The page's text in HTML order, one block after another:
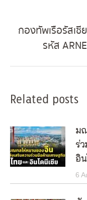
กองทัพเรือรัสเ
รหัส
Related posts
ม
ร่
อิน
6